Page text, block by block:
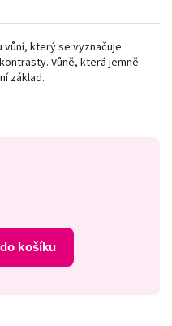
košíku
který se vyznačuje
Vůně, která jemně
základ.